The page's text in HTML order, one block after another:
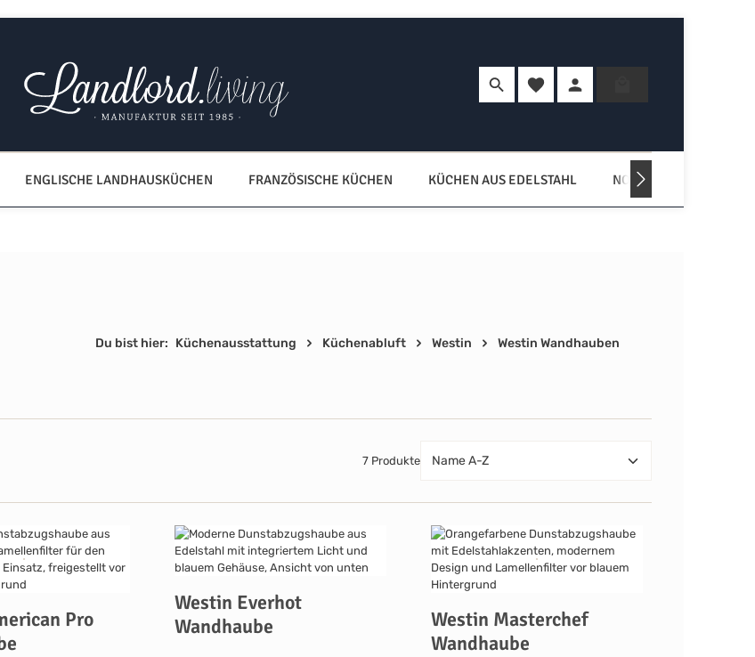
Du hast 0 Produkte auf dem Merkzettel
ENGLISCHE LANDHAUSKÜCHEN FRANZÖSISCHE KÜCHEN KÜCHEN AUS EDELSTAHL NORDISCHE KÜCHEN
Du bist hier: Küchenausstattung Küchenabluft Westin Westin Wandhauben
7 Produkte
Pro
Westin Everhot
Wandhaube
Westin Masterchef
Wandhaube